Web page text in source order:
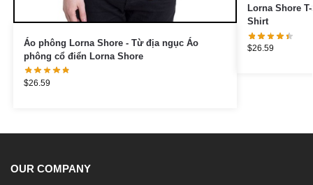
Áo phông Lorna Shore - Từ địa ngục Áo
phông cổ điển Lorna Shore
$26.59
Lorna Shore
Shirt
$26.59
OUR COMPANY